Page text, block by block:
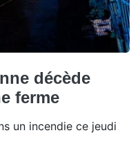
décède
ferme
un incendie ce jeudi